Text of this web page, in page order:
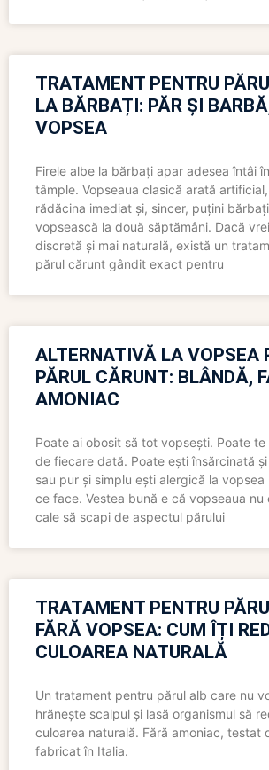
TRATAMENT PENTRU
LA BĂRBAȚI: PĂR ȘI
VOPSEA
Firele albe la bărbați apar adesea întâi
tâmple. Vopseaua clasică arată
rădăcina imediat și, sincer, puțini
vopsească la două săptămâni. Dacă
discretă și mai naturală, există un
părul cărunt gândit exact pentru
ALTERNATIVĂ LA VOPSEA
PĂRUL CĂRUNT: BLÂNDĂ,
AMONIAC
Poate ai obosit să tot vopsești. Poate
de fiecare dată. Poate ești însărcinată
sau pur și simplu ești alergică la vopsea
ce face. Vestea bună e că vopseaua nu
cale să scapi de aspectul părului
TRATAMENT PENTRU
FĂRĂ VOPSEA: CUM ÎȚI
CULOAREA NATURALĂ
Un tratament pentru părul alb care nu
hrănește scalpul și lasă organismul să
culoarea naturală. Fără amoniac, testat
fabricat în Italia.